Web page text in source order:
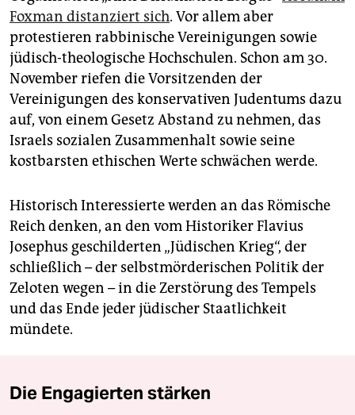
Foxman distanziert sich. Vor allem aber
protestieren rabbinische Vereinigungen sowie
jüdisch-theologische Hochschulen. Schon am 30.
November riefen die Vorsitzenden der
Vereinigungen des konservativen Judentums dazu
auf, von einem Gesetz Abstand zu nehmen, das
Israels sozialen Zusammenhalt sowie seine
kostbarsten ethischen Werte schwächen werde.
Historisch Interessierte werden an das Römische
Reich denken, an den vom Historiker Flavius
Josephus geschilderten „Jüdischen Krieg“, der
schließlich – der selbstmörderischen Politik der
Zeloten wegen – in die Zerstörung des Tempels
und das Ende jeder jüdischer Staatlichkeit
mündete.
Die Engagierten stärken